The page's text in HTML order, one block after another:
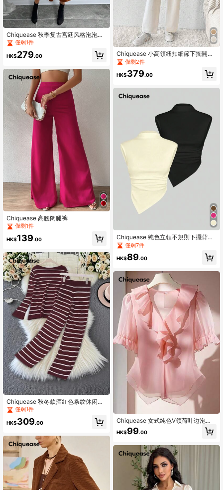
Chiquease 秋季复古宫廷风格泡泡袖
修腰长袖喇叭下摆女式秋冬连衣裙，
棕色
僅剩1件
HK$279.00
Chiquease 高腰阔腿裤
僅剩1件
HK$139.00
Chiquease 秋冬款酒红色条纹休闲宽
松套头衫套装
僅剩1件
HK$309.00
Chiquease 小高領紐扣細節下擺開叉
套頭毛衣和針織褲
僅剩2件
HK$379.00
Chiquease 純色立領不規則下擺背心
上衣套裝
僅剩7件
HK$89.00
Chiquease 女式纯色V领荷叶边泡泡
袖休闲衬衫，夏季
HK$99.00